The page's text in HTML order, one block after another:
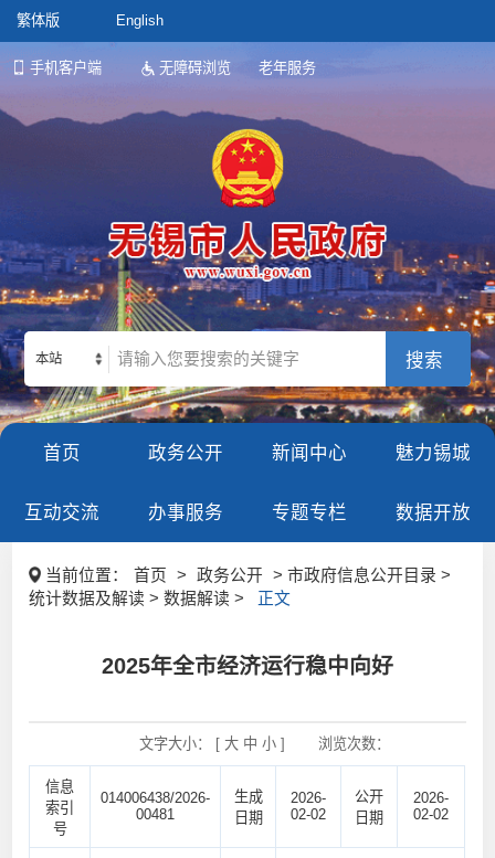
繁体版 English
手机客户端 无障碍浏览 老年服务
本站
首页 政务公开 新闻中心 魅力锡城
互动交流 办事服务 专题专栏 数据开放
当前位置： 首页 > 政务公开
> 市政府信息公开目录 >
统计数据及解读 > 数据解读 >
正文
2025年全市经济运行稳中向好
文字大小： [ 大 中 小] 浏览次数：
信息
索引
号
014006438/2026-
00481
生成
日期
2026-
02-02
公开
日期
2026-
02-02